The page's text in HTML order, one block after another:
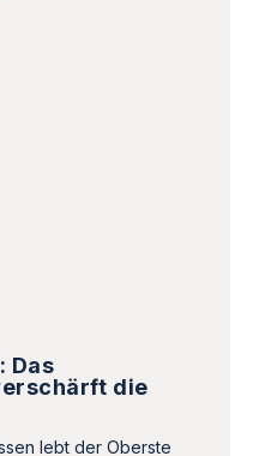
Das
die
lebt der Oberste